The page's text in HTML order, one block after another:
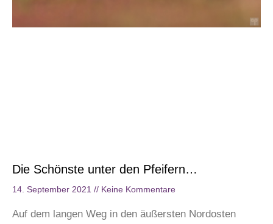
Die Schönste unter den Pfeifern…
14. September 2021 Keine Kommentare
Auf dem langen Weg in den äußersten Nordosten